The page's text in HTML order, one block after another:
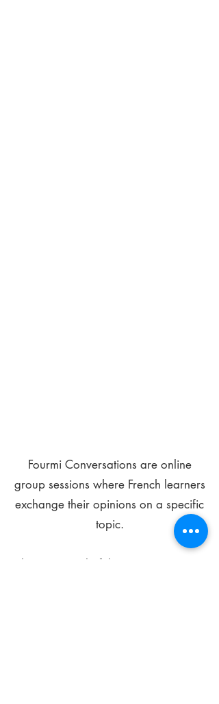
Fourmi Conversations are online
group sessions where French learners
exchange their opinions on a specific
topic.
The main goal of these meetings is to